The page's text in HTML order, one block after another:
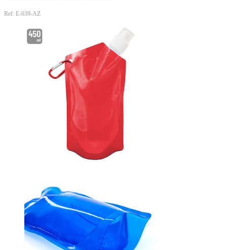
Ref: E-039-AZ